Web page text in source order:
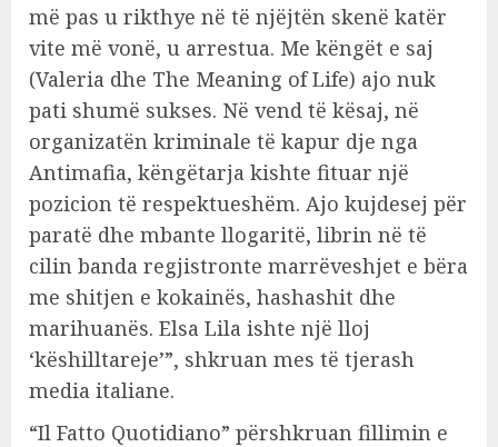
më pas u rikthye në të njëjtën skenë katër
vite më vonë, u arrestua. Me këngët e saj
(Valeria dhe The Meaning of Life) ajo nuk
pati shumë sukses. Në vend të kësaj, në
organizatën kriminale të kapur dje nga
Antimafia, këngëtarja kishte fituar një
pozicion të respektueshëm. Ajo kujdesej për
paratë dhe mbante llogaritë, librin në të
cilin banda regjistronte marrëveshjet e bëra
me shitjen e kokainës, hashashit dhe
marihuanës. Elsa Lila ishte një lloj
‘këshilltareje’”, shkruan mes të tjerash
media italiane.
“Il Fatto Quotidiano” përshkruan fillimin e